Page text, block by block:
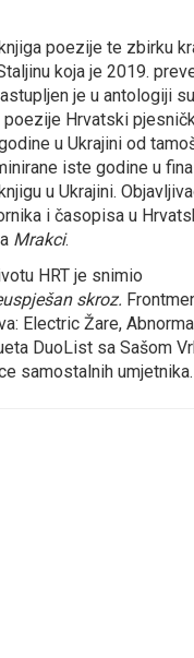
poezije te zbirku
koja je 2019.
je u antologiji
Hrvatski
u Ukrajini od
iste godine u
u Ukrajini.
i časopisa u
Mrakci.
HRT je snimio
skroz.
Electric Žare,
DuoList sa Sašom
samostalnih umjetnika.